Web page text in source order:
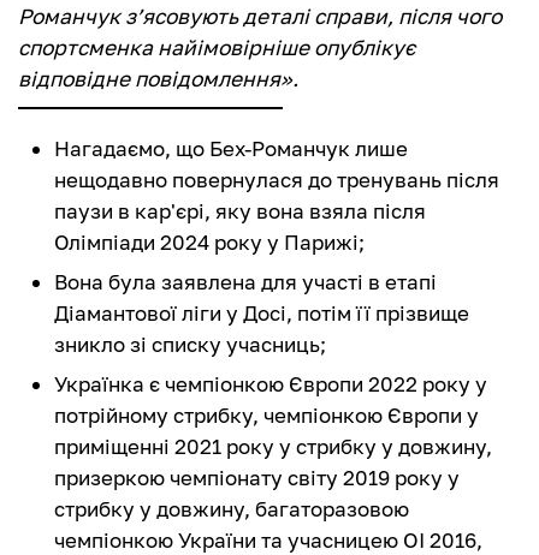
Романчук з’ясовують деталі справи, після чого
спортсменка найімовірніше опублікує
відповідне повідомлення».
Нагадаємо, що Бех-Романчук лише
нещодавно повернулася до тренувань після
паузи в кар'єрі, яку вона взяла після
Олімпіади 2024 року у Парижі;
Вона була заявлена для участі в етапі
Діамантової ліги у Досі, потім її прізвище
зникло зі списку учасниць;
Українка є чемпіонкою Європи 2022 року у
потрійному стрибку, чемпіонкою Європи у
приміщенні 2021 року у стрибку у довжину,
призеркою чемпіонату світу 2019 року у
стрибку у довжину, багаторазовою
чемпіонкою України та учасницею ОІ 2016,